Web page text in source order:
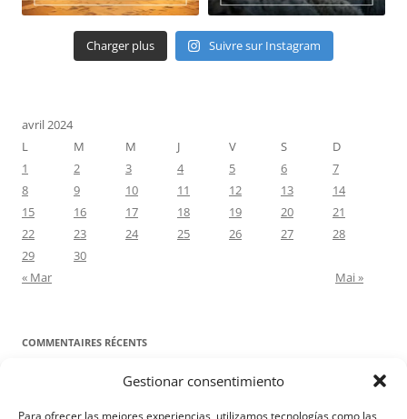
Gestionar consentimiento
Para ofrecer las mejores experiencias, utilizamos tecnologías como las
Charger plus Suivre sur Instagram
avril 2024
L
M M J V S
D
1
2 3 4 5 6
7
8
9 10 11 12 13
14
15
16 17 18 19 20
21
22
23 24 25 26 27
28
29
30
« Mar
Mai »
COMMENTAIRES RÉCENTS
Proyecto Amor ConyugaldansContre toute attente. Commentaire
pour les époux : Luc 12, 8-12